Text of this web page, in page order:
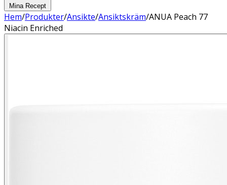
Mina Recept
Hem/Produkter/Ansikte/Ansiktskräm/ANUA Peach 77
Niacin Enriched